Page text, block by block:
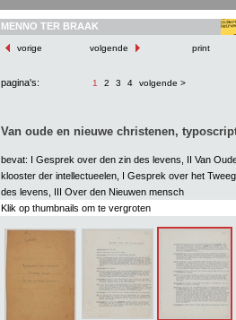
MENNO TER BRAAK
vorige volgende print
pagina's: 1 2 3 4 volgende >
Van oude en nieuwe christenen,
bevat: I Gesprek over den zin des levens, II Van
klooster der intellectueelen, I Gesprek over het
des levens, III Over den Nieuwen mensch
Klik op thumbnails om te vergroten